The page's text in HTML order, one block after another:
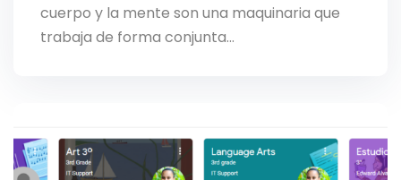
Enrollment
cuerpo y la mente son una maquinaria que
trabaja de forma conjunta…